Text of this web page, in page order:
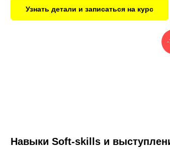
Узнать детали и записаться на курс
-
Навыки Soft-skills и